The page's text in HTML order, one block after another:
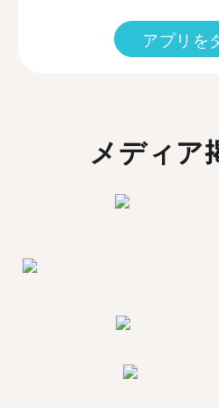
アプリを
メディア